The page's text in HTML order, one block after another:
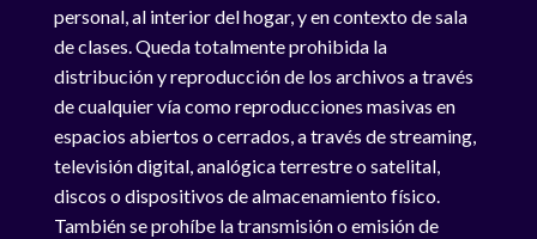
personal, al interior del hogar, y en contexto de sala
de clases. Queda totalmente prohibida la
distribución y reproducción de los archivos a través
de cualquier vía como reproducciones masivas en
espacios abiertos o cerrados, a través de streaming,
televisión digital, analógica terrestre o satelital,
discos o dispositivos de almacenamiento físico.
También se prohíbe la transmisión o emisión de